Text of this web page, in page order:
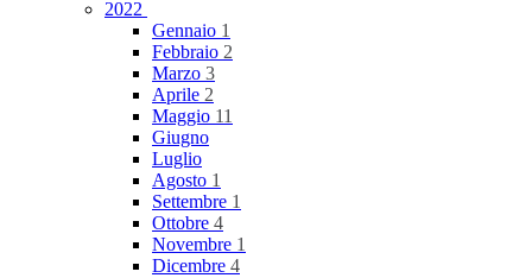
2022
Gennaio 1
Febbraio 2
Marzo 3
Aprile 2
Maggio 11
Giugno
Luglio
Agosto 1
Settembre 1
Ottobre 4
Novembre 1
Dicembre 4